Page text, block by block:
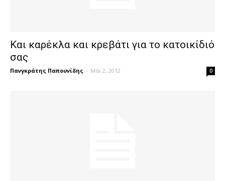
Και καρέκλα και κρεβάτι για το κατοικίδιό
σας
Πανγκράτης Παπουνίδης - Μάι 2, 2012 0